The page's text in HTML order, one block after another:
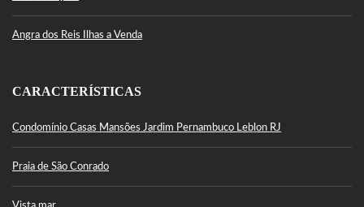
Angra dos Reis Ilhas a Venda
CARACTERÍSTICAS
Condomínio Casas Mansões Jardim Pernambuco Leblon RJ
Praia de São Conrado